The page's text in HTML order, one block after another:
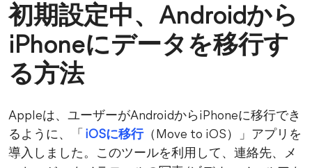
初期設定中、Androidから
iPhoneにデータを移行す
る方法
Appleは、ユーザーがAndroidからiPhoneに移行でき
るように、「 iOSに移行（Move to iOS）」アプリを
導入しました。このツールを利用して、連絡先、メ